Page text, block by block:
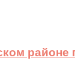
районе